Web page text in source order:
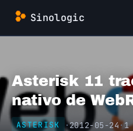
Saltar
contenido
Sinologic
Asterisk 11
nativo de
ASTERISK ·2012-05-24 ·1